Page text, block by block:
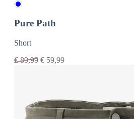
Pure Path
Short
€89,99 € 59,99